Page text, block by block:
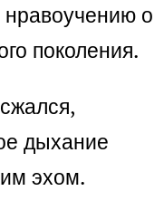
о
поколения.
дыхание
эхом.